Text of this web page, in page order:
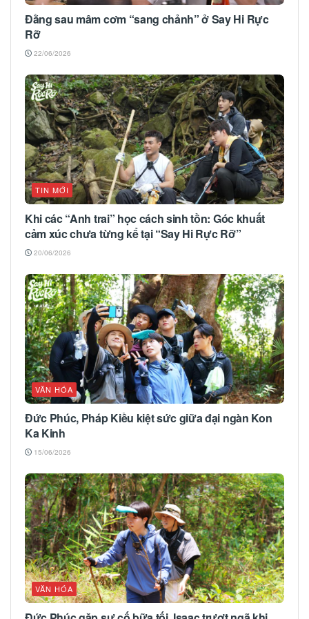
Đằng sau mâm cơm “sang chảnh” ở Say Hi Rực
Rỡ
22/06/2026
TIN MỚI
Khi các “Anh trai” học cách sinh tồn: Góc khuất
cảm xúc chưa từng kể tại “Say Hi Rực Rỡ”
20/06/2026
VĂN HÓA
Đức Phúc, Pháp Kiều kiệt sức giữa đại ngàn Kon
Ka Kinh
15/06/2026
VĂN HÓA